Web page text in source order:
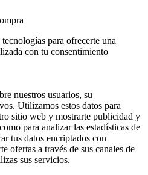
para ofrecerte una
con tu consentimiento
nuestros usuarios, su
Utilizamos estos datos para
sitio web y mostrarte publicidad y
para analizar las estadísticas de
tus datos encriptados con
ofertas a través de sus canales de
sus servicios.